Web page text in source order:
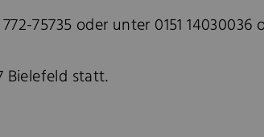
75735 oder unter 0151 14030036
Bielefeld statt.